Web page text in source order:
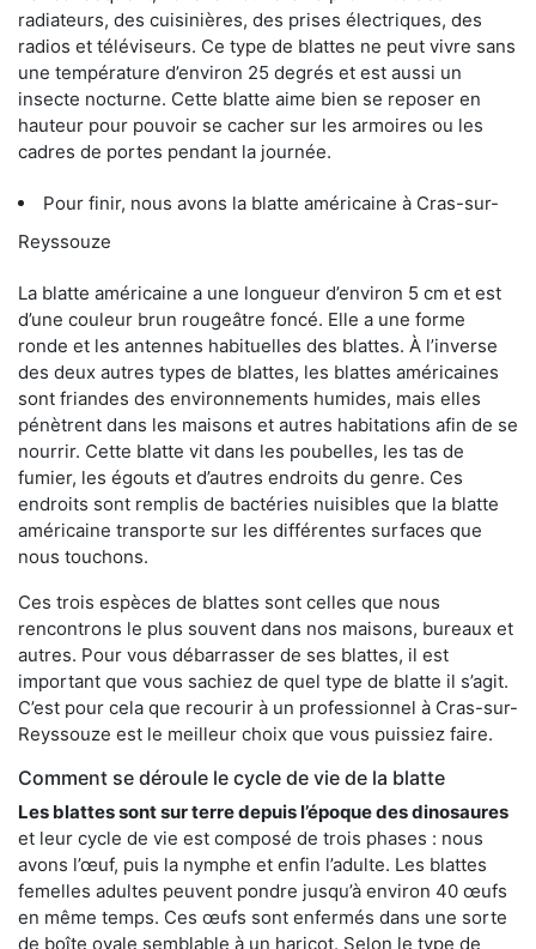
radiateurs, des cuisinières, des prises électriques, des
radios et téléviseurs. Ce type de blattes ne peut vivre sans
une température d’environ 25 degrés et est aussi un
insecte nocturne. Cette blatte aime bien se reposer en
hauteur pour pouvoir se cacher sur les armoires ou les
cadres de portes pendant la journée.
Pour finir, nous avons la blatte américaine à Cras-sur-
Reyssouze
La blatte américaine a une longueur d’environ 5 cm et est
d’une couleur brun rougeâtre foncé. Elle a une forme
ronde et les antennes habituelles des blattes. À l’inverse
des deux autres types de blattes, les blattes américaines
sont friandes des environnements humides, mais elles
pénètrent dans les maisons et autres habitations afin de se
nourrir. Cette blatte vit dans les poubelles, les tas de
fumier, les égouts et d’autres endroits du genre. Ces
endroits sont remplis de bactéries nuisibles que la blatte
américaine transporte sur les différentes surfaces que
nous touchons.
Ces trois espèces de blattes sont celles que nous
rencontrons le plus souvent dans nos maisons, bureaux et
autres. Pour vous débarrasser de ses blattes, il est
important que vous sachiez de quel type de blatte il s’agit.
C’est pour cela que recourir à un professionnel à Cras-sur-
Reyssouze est le meilleur choix que vous puissiez faire.
Comment se déroule le cycle de vie de la blatte
Les blattes sont sur terre depuis l’époque des dinosaures
et leur cycle de vie est composé de trois phases : nous
avons l’œuf, puis la nymphe et enfin l’adulte. Les blattes
femelles adultes peuvent pondre jusqu’à environ 40 œufs
en même temps. Ces œufs sont enfermés dans une sorte
de boîte ovale semblable à un haricot. Selon le type de